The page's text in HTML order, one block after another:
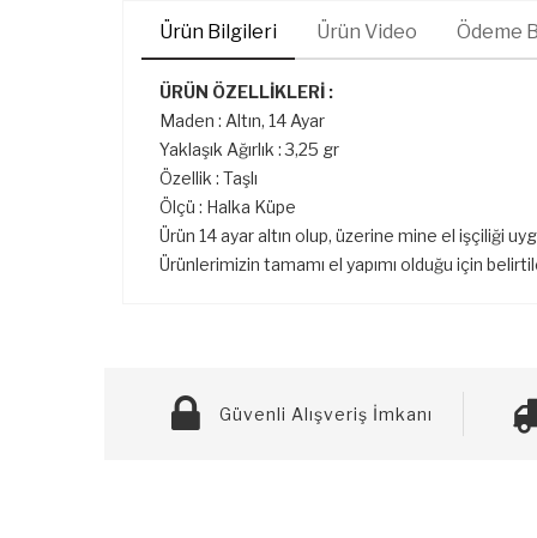
Ürün Bilgileri Ürün Video Ödeme
ÜRÜN ÖZELLİKLERİ :
Maden : Altın, 14 Ayar
Yaklaşık Ağırlık : 3,25 gr
Özellik : Taşlı
Ölçü : Halka Küpe
Ürün 14 ayar altın olup, üzerine mine el işçiliği
Ürünlerimizin tamamı el yapımı olduğu için
Güvenli Alışveriş İmkanı